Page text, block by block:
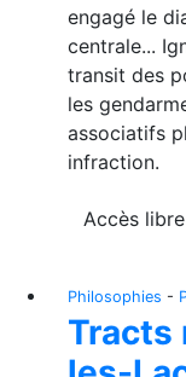
engagé le
centrale...
transit des
les
associatifs
infraction.
Accès libre
Philosophies -
Tracts